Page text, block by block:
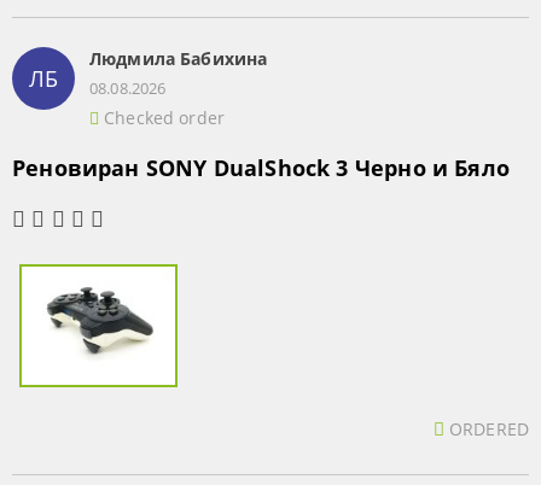
ЛБ
Людмила Бабихина
08.08.2026
Checked order
Реновиран SONY DualShock 3 Черно и Бяло
ORDERED